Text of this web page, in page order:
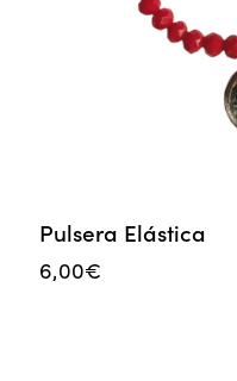
Pulsera Elástica
6,00€